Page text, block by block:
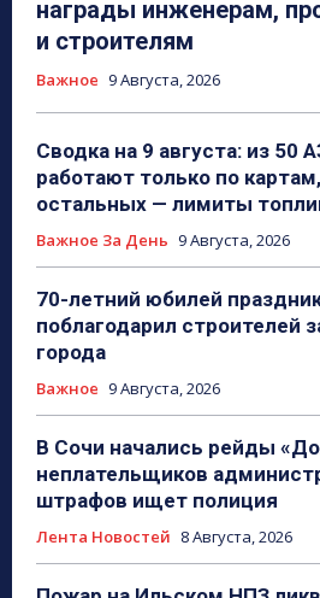
награды инженерам,
и строителям
Важное 9 Августа, 2026
Сводка на 9 августа: из 50
работают только по
остальных — лимиты
Важное За День 9 Августа, 2026
70-летний юбилей
поблагодарил строителей
города
Важное 9 Августа, 2026
В Сочи начались рейды
неплательщиков
штрафов ищет полиция
Лента Новостей 8 Августа, 2026